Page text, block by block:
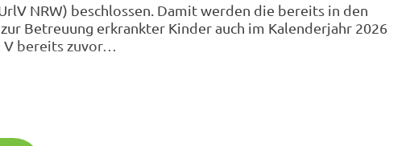
NRW) beschlossen. Damit werden die bereits in den
Betreuung erkrankter Kinder auch im Kalenderjahr 2026
bereits zuvor…